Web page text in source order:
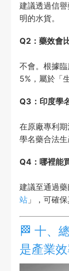
建議透過信
明的水貨。
Q2：藥效會
不會。根據
5%，屬於「
Q3：印度學
在原廠專利
學名藥合法生
Q4：哪裡能
建議至通過
站」，可確保
🏁 十、
是產業